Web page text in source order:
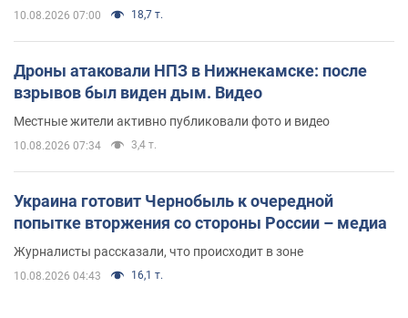
10.08.2026 07:00 18,7 т.
Дроны атаковали НПЗ в Нижнекамске: после
взрывов был виден дым. Видео
Местные жители активно публиковали фото и видео
10.08.2026 07:34 3,4 т.
Украина готовит Чернобыль к очередной
попытке вторжения со стороны России – медиа
Журналисты рассказали, что происходит в зоне
10.08.2026 04:43 16,1 т.